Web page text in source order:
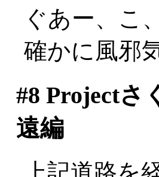
ぐあー、こ
確かに風邪
#8 Projectさ
遠編
上記道路を